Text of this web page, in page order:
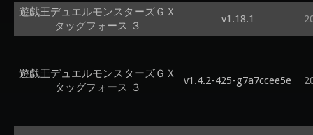
遊戯王デュエルモンスターズＧＸ
タッグフォース ３
v1.18.1
遊戯王デュエルモンスターズＧＸ
タッグフォース ３
v1.4.2-425-g7a7ccee5e